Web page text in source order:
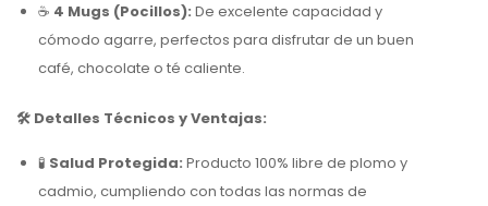
☕ 4 Mugs (Pocillos): De excelente capacidad y
cómodo agarre, perfectos para disfrutar de un buen
café, chocolate o té caliente.
🛠️ Detalles Técnicos y Ventajas:
🧪 Salud Protegida: Producto 100% libre de plomo y
cadmio, cumpliendo con todas las normas de